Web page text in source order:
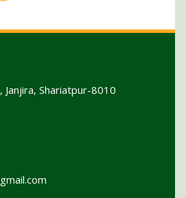
Janjira, Shariatpur-8010